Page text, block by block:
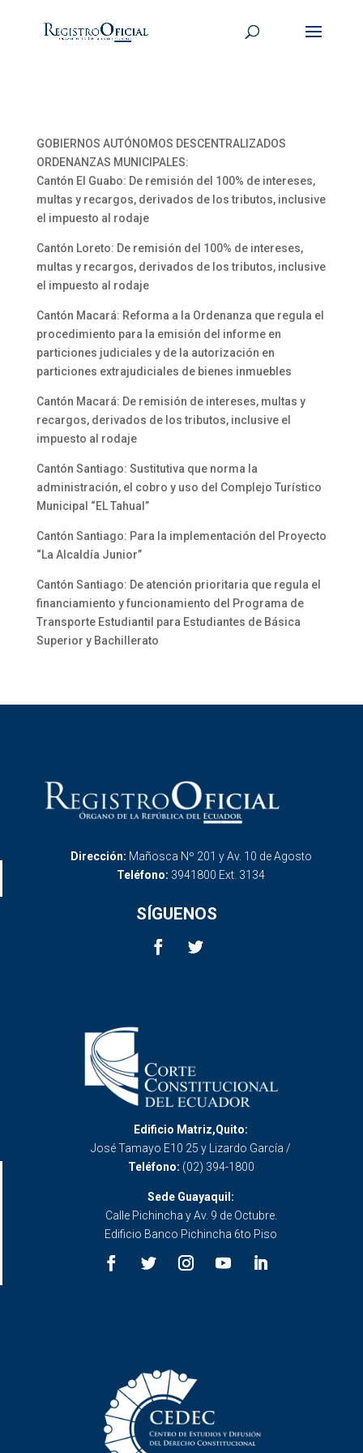
GOBIERNOS AUTÓNOMOS DESCENTRALIZADOS
ORDENANZAS MUNICIPALES:
Cantón El Guabo: De remisión del 100% de intereses,
multas y recargos, derivados de los tributos, inclusive
el impuesto al rodaje
Cantón Loreto: De remisión del 100% de intereses,
multas y recargos, derivados de los tributos, inclusive
el impuesto al rodaje
Cantón Macará: Reforma a la Ordenanza que regula el
procedimiento para la emisión del informe en
particiones judiciales y de la autorización en
particiones extrajudiciales de bienes inmuebles
Cantón Macará: De remisión de intereses, multas y
recargos, derivados de los tributos, inclusive el
impuesto al rodaje
Cantón Santiago: Sustitutiva que norma la
administración, el cobro y uso del Complejo Turístico
Municipal “EL Tahual”
Cantón Santiago: Para la implementación del Proyecto
“La Alcaldía Junior”
Cantón Santiago: De atención prioritaria que regula el
financiamiento y funcionamiento del Programa de
Transporte Estudiantil para Estudiantes de Básica
Superior y Bachillerato
Dirección: Mañosca Nº 201 y Av. 10 de Agosto
Teléfono: 3941800 Ext. 3134
SÍGUENOS
Edificio Matriz,Quito:
José Tamayo E10 25 y Lizardo García /
Teléfono: (02) 394-1800
Sede Guayaquil:
Calle Pichincha y Av. 9 de Octubre.
Edificio Banco Pichincha 6to Piso